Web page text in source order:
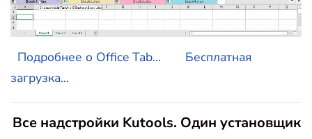
Подробнее о Office Tab...
Бесплатная
загрузка...
Все надстройки Kutools. Один установщик